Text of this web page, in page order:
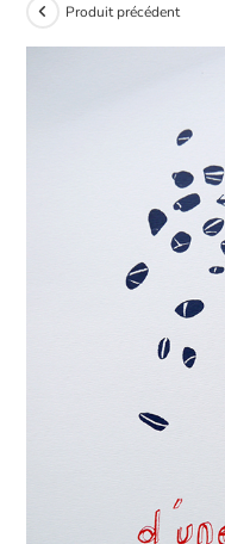
Produit précédent